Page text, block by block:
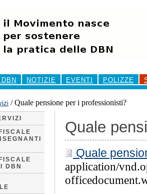
NOTIZIE EVENTI POLIZZE
/Quale pensione per i professionisti?
DBN
Quale
Quale
application/